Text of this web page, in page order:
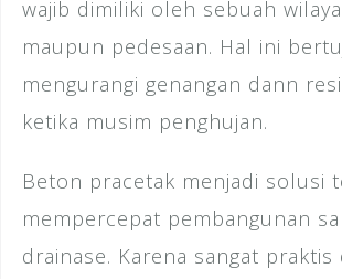
wajib dimiliki oleh sebuah
maupun pedesaan. Hal ini
mengurangi genangan dann
ketika musim penghujan.
Beton pracetak menjadi solusi
mempercepat pembangunan
drainase. Karena sangat praktis